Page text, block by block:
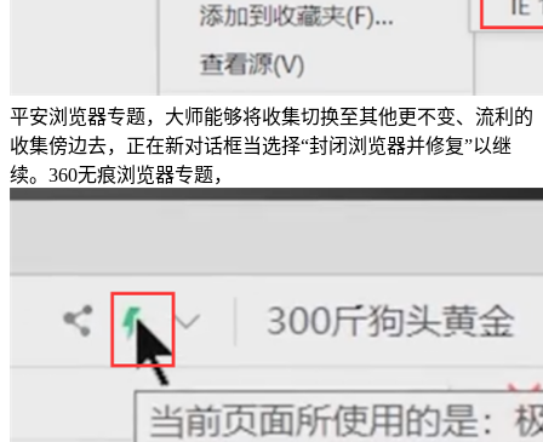
平安浏览器专题，大师能够将收集切换至其他更不变、流利的
收集傍边去，正在新对话框当选择“封闭浏览器并修复”以继
续。360无痕浏览器专题，